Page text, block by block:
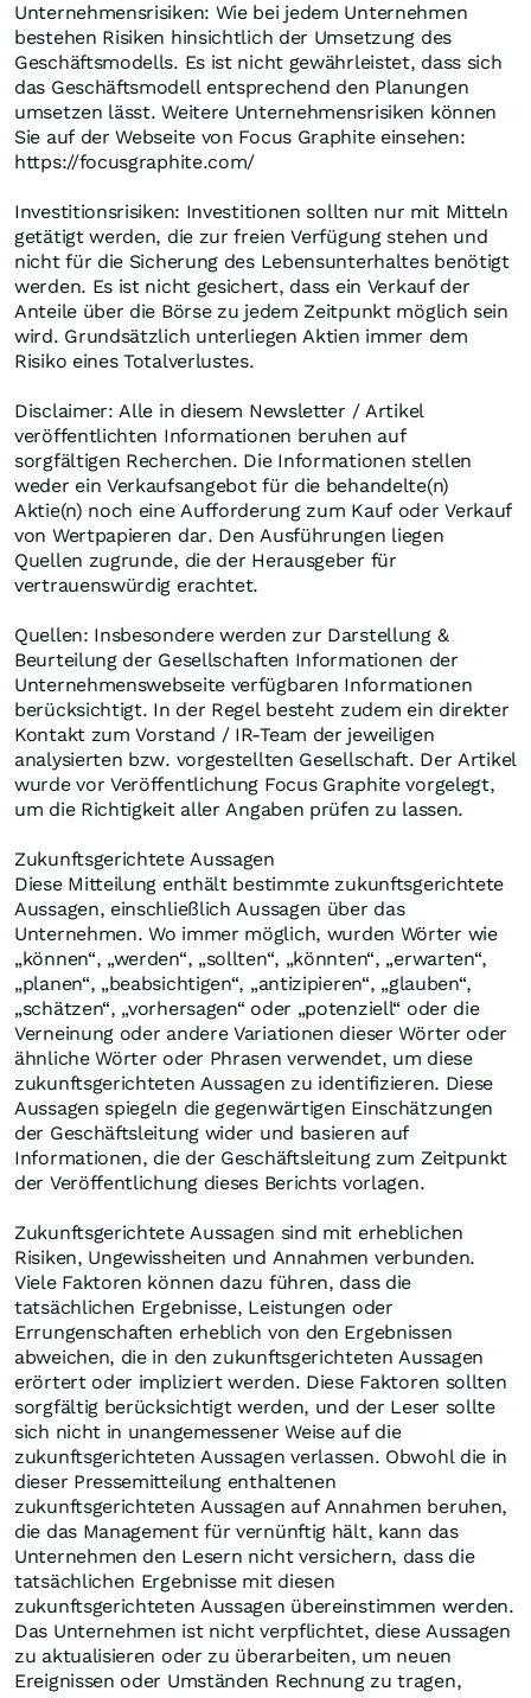
Unternehmensrisiken: Wie bei jedem Unternehmen
bestehen Risiken hinsichtlich der Umsetzung des
Geschäftsmodells. Es ist nicht gewährleistet, dass sich
das Geschäftsmodell entsprechend den Planungen
umsetzen lässt. Weitere Unternehmensrisiken können
Sie auf der Webseite von Focus Graphite einsehen:
https://focusgraphite.com/
Investitionsrisiken: Investitionen sollten nur mit Mitteln
getätigt werden, die zur freien Verfügung stehen und
nicht für die Sicherung des Lebensunterhaltes benötigt
werden. Es ist nicht gesichert, dass ein Verkauf der
Anteile über die Börse zu jedem Zeitpunkt möglich sein
wird. Grundsätzlich unterliegen Aktien immer dem
Risiko eines Totalverlustes.
Disclaimer: Alle in diesem Newsletter / Artikel
veröffentlichten Informationen beruhen auf
sorgfältigen Recherchen. Die Informationen stellen
weder ein Verkaufsangebot für die behandelte(n)
Aktie(n) noch eine Aufforderung zum Kauf oder Verkauf
von Wertpapieren dar. Den Ausführungen liegen
Quellen zugrunde, die der Herausgeber für
vertrauenswürdig erachtet.
Quellen: Insbesondere werden zur Darstellung &
Beurteilung der Gesellschaften Informationen der
Unternehmenswebseite verfügbaren Informationen
berücksichtigt. In der Regel besteht zudem ein direkter
Kontakt zum Vorstand / IR-Team der jeweiligen
analysierten bzw. vorgestellten Gesellschaft. Der Artikel
wurde vor Veröffentlichung Focus Graphite vorgelegt,
um die Richtigkeit aller Angaben prüfen zu lassen.
Zukunftsgerichtete Aussagen
Diese Mitteilung enthält bestimmte zukunftsgerichtete
Aussagen, einschließlich Aussagen über das
Unternehmen. Wo immer möglich, wurden Wörter wie
„können“, „werden“, „sollten“, „könnten“, „erwarten“,
„planen“, „beabsichtigen“, „antizipieren“, „glauben“,
„schätzen“, „vorhersagen“ oder „potenziell“ oder die
Verneinung oder andere Variationen dieser Wörter oder
ähnliche Wörter oder Phrasen verwendet, um diese
zukunftsgerichteten Aussagen zu identifizieren. Diese
Aussagen spiegeln die gegenwärtigen Einschätzungen
der Geschäftsleitung wider und basieren auf
Informationen, die der Geschäftsleitung zum Zeitpunkt
der Veröffentlichung dieses Berichts vorlagen.
Zukunftsgerichtete Aussagen sind mit erheblichen
Risiken, Ungewissheiten und Annahmen verbunden.
Viele Faktoren können dazu führen, dass die
tatsächlichen Ergebnisse, Leistungen oder
Errungenschaften erheblich von den Ergebnissen
abweichen, die in den zukunftsgerichteten Aussagen
erörtert oder impliziert werden. Diese Faktoren sollten
sorgfältig berücksichtigt werden, und der Leser sollte
sich nicht in unangemessener Weise auf die
zukunftsgerichteten Aussagen verlassen. Obwohl die in
dieser Pressemitteilung enthaltenen
zukunftsgerichteten Aussagen auf Annahmen beruhen,
die das Management für vernünftig hält, kann das
Unternehmen den Lesern nicht versichern, dass die
tatsächlichen Ergebnisse mit diesen
zukunftsgerichteten Aussagen übereinstimmen werden.
Das Unternehmen ist nicht verpflichtet, diese Aussagen
zu aktualisieren oder zu überarbeiten, um neuen
Ereignissen oder Umständen Rechnung zu tragen,